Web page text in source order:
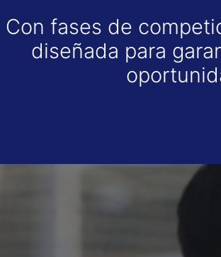
Con fases de
diseñada para